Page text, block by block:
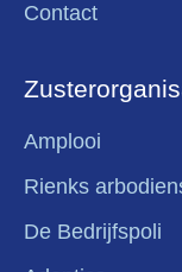
Contact
Amplooi
Rienks
De Bedrijfspoli